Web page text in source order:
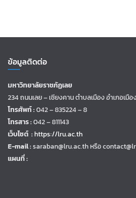
ข้อมูลติดต่อ
มหาวิทยาลัยราชภัฏเลย
234 ถนนเลย – เชียงคาน ตำบลเมือง อำเภอเมื
โทรศัพท์ :042 – 835224 – 8
โทรสาร :042 – 811143
เว็บไซต์ :https://lru.ac.th
E-mail :saraban@lru.ac.thหรือ
แผนที่ :